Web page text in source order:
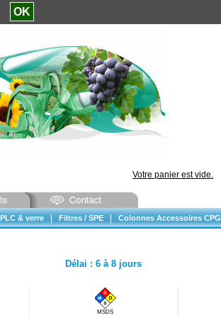
Votre panier est vide.
& verre Filtres / SPE Colonnes Accessoires CPG
Délai : 6 à 8 jours
MSDS
OK